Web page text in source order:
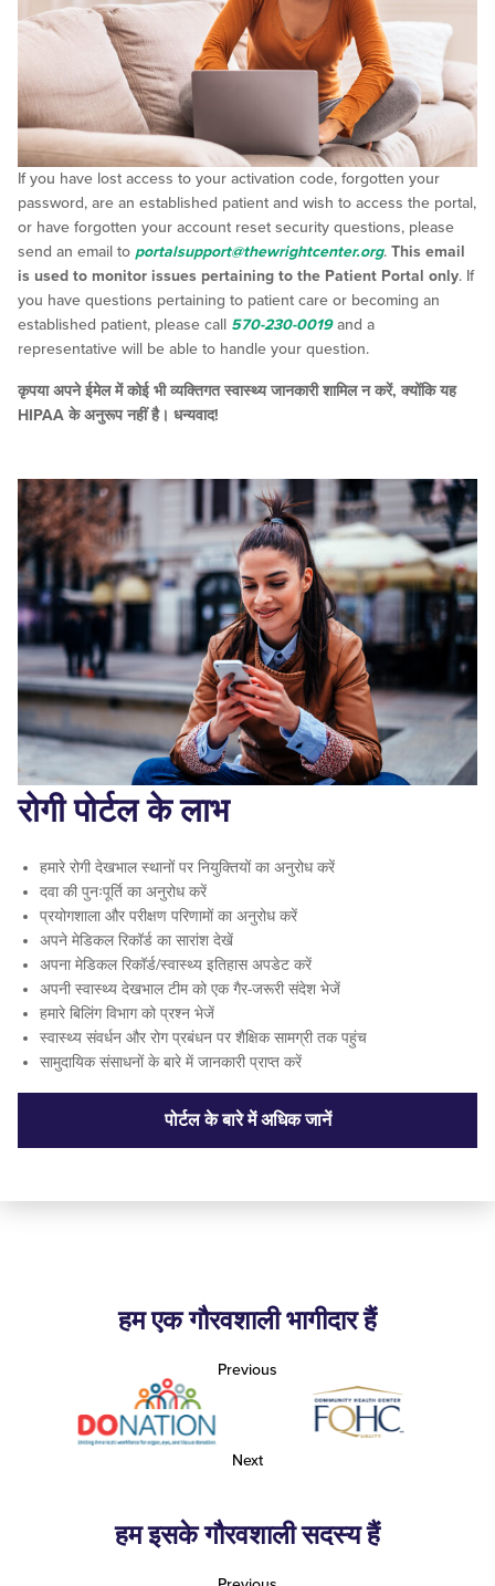
If you have lost access to your activation code, forgotten your
password, are an established patient and wish to access the portal,
or have forgotten your account reset security questions, please
send an email to portalsupport@thewrightcenter.org. This email
is used to monitor issues pertaining to the Patient Portal only. If
you have questions pertaining to patient care or becoming an
established patient, please call 570-230-0019and a
representative will be able to handle your question.
कृपया अपने ईमेल में कोई भी व्यक्तिगत स्वास्थ्य जानकारी शामिल न करें, क्योंकि यह
HIPAA के अनुरूप नहीं है। धन्यवाद!
रोगी पोर्टल के लाभ
हमारे रोगी देखभाल स्थानों पर नियुक्तियों का अनुरोध करें
दवा की पुनःपूर्ति का अनुरोध करें
प्रयोगशाला और परीक्षण परिणामों का अनुरोध करें
अपने मेडिकल रिकॉर्ड का सारांश देखें
अपना मेडिकल रिकॉर्ड/स्वास्थ्य इतिहास अपडेट करें
अपनी स्वास्थ्य देखभाल टीम को एक गैर-जरूरी संदेश भेजें
हमारे बिलिंग विभाग को प्रश्न भेजें
स्वास्थ्य संवर्धन और रोग प्रबंधन पर शैक्षिक सामग्री तक पहुंच
सामुदायिक संसाधनों के बारे में जानकारी प्राप्त करें
पोर्टल के बारे में अधिक जानें
हम एक गौरवशाली भागीदार हैं
Previous
Next
हम इसके गौरवशाली सदस्य हैं